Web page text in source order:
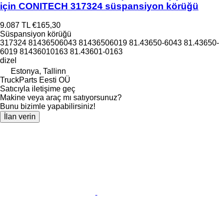
için CONITECH 317324 süspansiyon körüğü
9.087 TL €165,30
Süspansiyon körüğü
317324 81436506043 81436506019 81.43650-6043 81.43650-
6019 81436010163 81.43601-0163
dizel
Estonya, Tallinn
TruckParts Eesti OÜ
Satıcıyla iletişime geç
Makine veya araç mı satıyorsunuz?
Bunu bizimle yapabilirsiniz!
İlan verin